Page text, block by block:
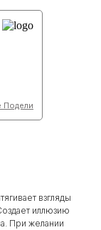
Подели
взгляды
иллюзию
При желании